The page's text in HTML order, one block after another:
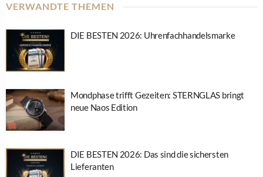
VERWANDTE THEMEN
DIE BESTEN 2026: Uhrenfachhandelsmarke
Mondphase trifft Gezeiten: STERNGLAS bringt
neue Naos Edition
DIE BESTEN 2026: Das sind die sichersten
Lieferanten